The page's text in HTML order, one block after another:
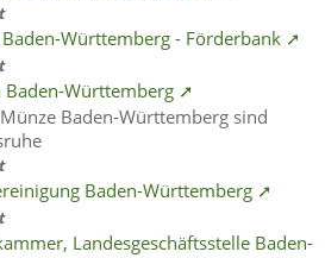
Württemberg - Förderbank ➚
Baden-Württemberg ➚
Baden-Württemberg sind
Baden-Württemberg ➚
Landesgeschäftsstelle Baden-